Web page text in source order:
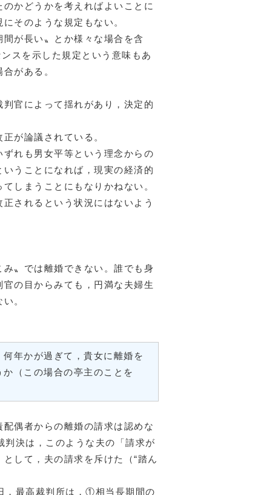
かどうかを考えればよいことに
そのような規定もない。
が長い〟とか様々な場合を含
スを示した規定という意味もあ
がある。
官によって揺れがあり，決定的
が論議されている。
れも男女平等という理念からの
うことになれば，現実の経済的
しまうことにもなりかねない。
されるという状況にはないよう
〟では離婚できない。誰でも身
の目からみても，円満な夫婦生
。
年かが過ぎて，貴女に離婚を
（この場合の亭主のことを
偶者からの離婚の請求は認めな
決は，このような夫の「請求が
して，夫の請求を斥けた（“踏ん
，最高裁判所は，①相当長期間の